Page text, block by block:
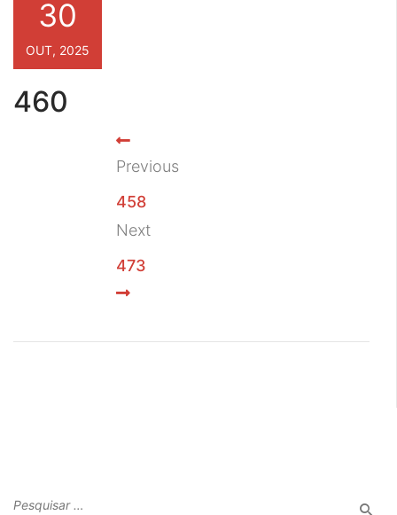
460
30
OUT, 2025
Previous
458
Next
473